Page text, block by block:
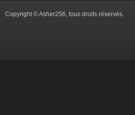
Copyright © Asher256, tous droits réservés.